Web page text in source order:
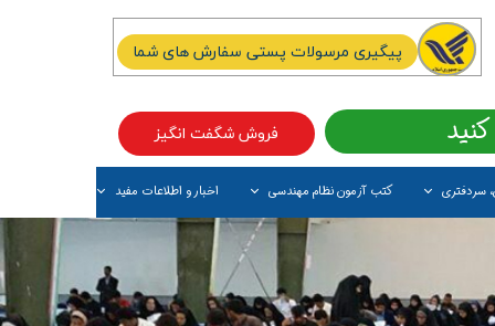
سردفتری کتب آزمون نظام مهندسی اخبار و اطلاعات مفید
فروش شگفت انگیز
پیگیری مرسولات پستی سفارش های شما